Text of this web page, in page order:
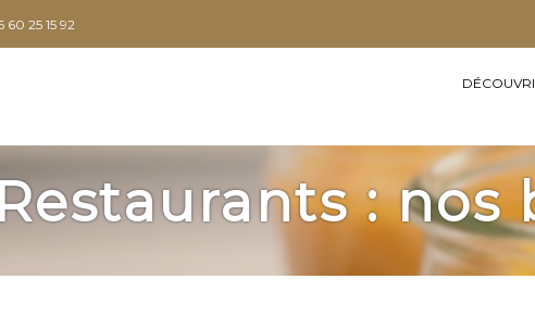
60 25 15 92
: nos